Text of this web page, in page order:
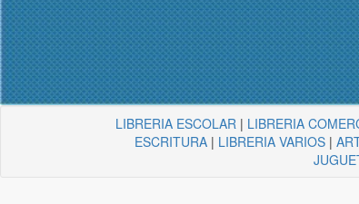
LIBRERIA ESCOLAR | LIBRERIA
ESCRITURA| LIBRERIA VARIOS|